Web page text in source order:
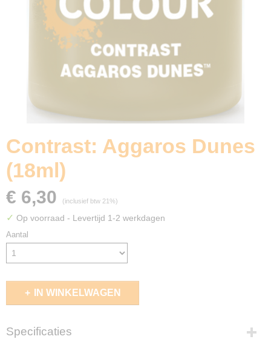
Contrast: Aggaros Dunes
(18ml)
€ 6,30 (inclusief btw 21%)
✓ Op voorraad - Levertijd 1-2 werkdagen
Aantal
IN WINKELWAGEN
Specificaties